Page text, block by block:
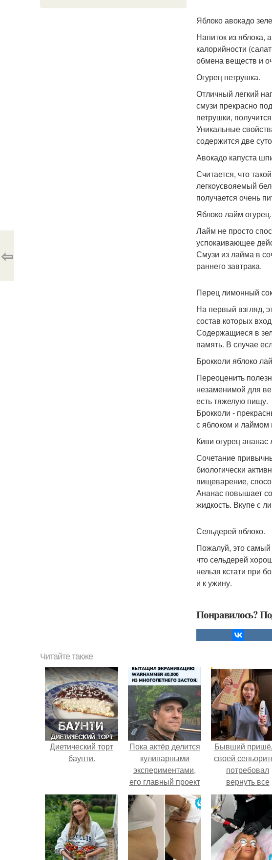
Яблоко авокадо
Напиток из яблока,
калорийности
обмена веществ и
Огурец петрушка.
Отличный легкий
смузи прекрасно
петрушки,
Уникальные
содержится две
Авокадо капуста
Считается, что
легкоусвояемый
получается очень
Яблоко лайм огурец.
Лайм не просто
успокаивающее
Смузи из лайма в
раннего завтрака.
Перец лимонный
На первый взгляд,
состав которых
Содержащиеся в
память. В случае
Брокколи яблоко
Переоценить
незаменимой для
есть тяжелую пищу.
Брокколи -
с яблоком и лаймом
Киви огурец ананас
Сочетание
биологически
пищеварение,
Ананас повышает
жидкость. Вкупе с
Сельдерей яблоко.
Пожалуй, это самый
что сельдерей
нельзя кстати при
и к ужину.
Понравилось?
⇦
Читайте также
Диетический торт
баунти.
Пока актёр делится
кулинарными
экспериментами,
его главный проект
сделал серьёзный
шаг вперёд.
Бывший
своей
потребовал
вернуть все
подарки.